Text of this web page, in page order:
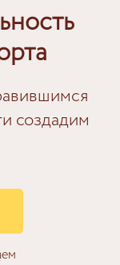
создадим